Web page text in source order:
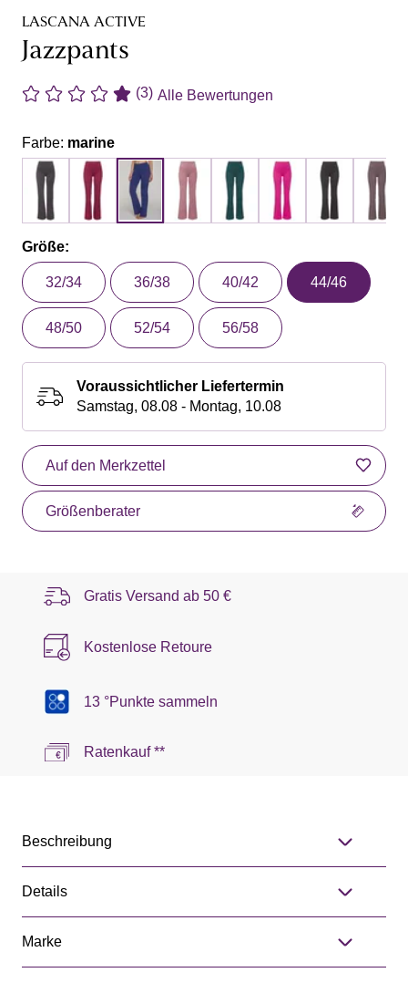
LASCANA ACTIVE
Jazzpants
(3) Alle Bewertungen
Farbe: marine
Größe:
32/34 36/38 40/42 44/46
48/50 52/54 56/58
Voraussichtlicher Liefertermin
Samstag, 08.08 - Montag, 10.08
Auf den Merkzettel
Größenberater
Gratis Versand ab 50 €
Kostenlose Retoure
13 °Punkte sammeln
Ratenkauf **
Beschreibung
Details
Marke